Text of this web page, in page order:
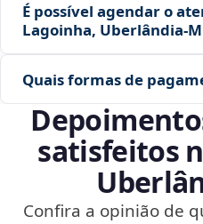
É possível agendar o
Lagoinha,
Quais formas de
satisfeitos
Confira a opinião de